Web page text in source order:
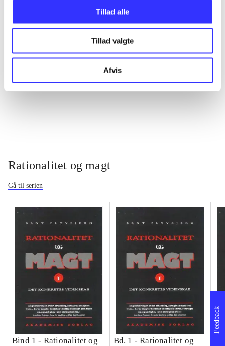
Tillad alle
Tillad valgte
Afvis
...
...
Rationalitet og magt
Gå til serien
Bind 1 - Rationalitet og
Bd. 1 -Rationalitet og
Feedback